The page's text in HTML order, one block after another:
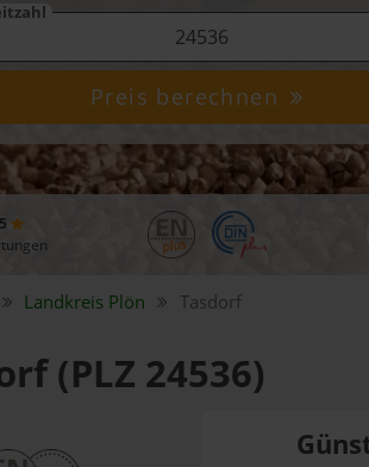
Preis berechnen
Landkreis Plön Tasdorf
(PLZ 24536)